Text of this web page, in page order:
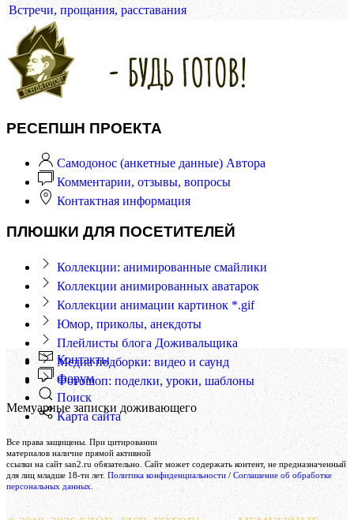
Встречи, прощания, расставания
РЕСЕПШН ПРОЕКТА
Самодонос (анкетные данные) Автора
Комментарии, отзывы, вопросы
Контактная информация
ПЛЮШКИ ДЛЯ ПОСЕТИТЕЛЕЙ
Коллекции: анимированные смайлики
Коллекции анимированных аватарок
Коллекции анимации картинок *.gif
Юмор, приколы, анекдоты
Плейлисты блога Доживальщика
Медиа подборки: видео и саунд
Фотошоп: поделки, уроки, шаблоны
Мемуарные записки доживающего
Контакты
Форум
Поиск
Карта сайта
Все права защищены. При цитировании
материалов наличие прямой активной
ссылки на сайт san2.ru обязательно. Сайт может содержать контент, не предназначенный
для лиц младше 18-ти лет. Политика конфиденциальности / Соглашение об обработке
персональных данных